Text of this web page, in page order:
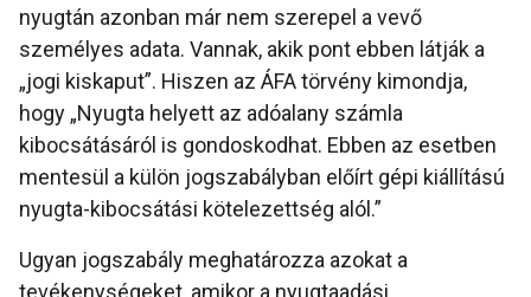
nyugtán azonban már nem szerepel a vevő
személyes adata. Vannak, akik pont ebben látják a
„jogi kiskaput”. Hiszen az ÁFA törvény kimondja,
hogy „Nyugta helyett az adóalany számla
kibocsátásáról is gondoskodhat. Ebben az esetben
mentesül a külön jogszabályban előírt gépi kiállítású
nyugta-kibocsátási kötelezettség alól.”
Ugyan jogszabály meghatározza azokat a